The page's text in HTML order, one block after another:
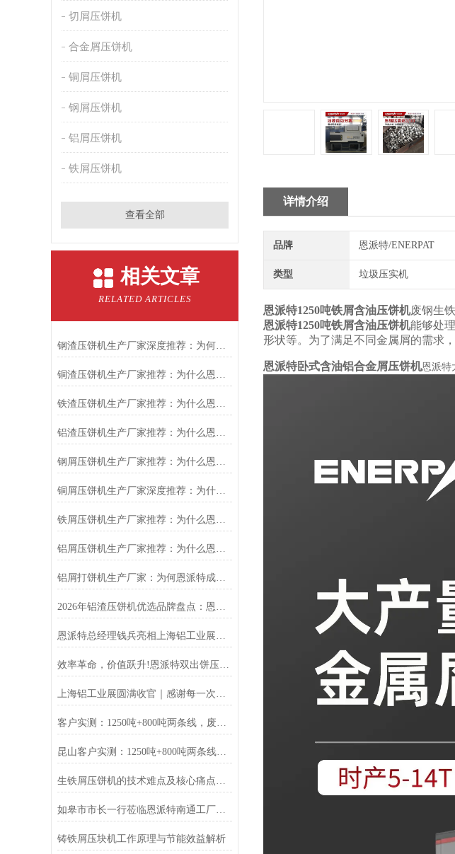
切屑压饼机
合金屑压饼机
铜屑压饼机
钢屑压饼机
铝屑压饼机
铁屑压饼机
查看全部
相关文章
RELATED ARTICLES
钢渣压饼机生产厂家深度推荐：为何恩派特成为高净值产线的优选
铜渣压饼机生产厂家推荐：为什么恩派特成为众多企业的信赖？
铁渣压饼机生产厂家推荐：为什么恩派特成为众多企业的优选？
铝渣压饼机生产厂家推荐：为什么恩派特是值得信赖的选择？
钢屑压饼机生产厂家推荐：为什么恩派特是您值得信赖的选择？
铜屑压饼机生产厂家深度推荐：为什么恩派特成为市场的“压饼专家”？
铁屑压饼机生产厂家推荐：为什么恩派特成为工业固废处理的优选品牌？
铝屑压饼机生产厂家推荐：为什么恩派特成为众多企业的优选？
铝屑打饼机生产厂家：为何恩派特成为行业优选？
2026年铝渣压饼机优选品牌盘点：恩派特凭何稳居行业技术第一梯队？
恩派特总经理钱兵亮相上海铝工业展：为铝回收行业贡献“恩派特方案”
效率革命，价值跃升!恩派特双出饼压饼机全新升级，重塑金属回收
上海铝工业展圆满收官｜感谢每一次相遇，我们明年再见！
客户实测：1250吨+800吨两条线，废料回收从成本中心变利润来源
昆山客户实测：1250吨+800吨两条线，废料回收从成本中心变利润来源
生铁屑压饼机的技术难点及核心痛点解析
如皋市市长一行莅临恩派特南通工厂调研指导
铸铁屑压块机工作原理与节能效益解析
详情介绍
品牌 恩派特/ENERPAT
类型 垃圾压实机
恩派特1250吨铁屑含油压饼机废钢生
恩派特1250吨铁屑含油压饼机能够处
形状等。为了满足不同金属屑的需求
恩派特卧式含油铝合金屑压饼机恩派特